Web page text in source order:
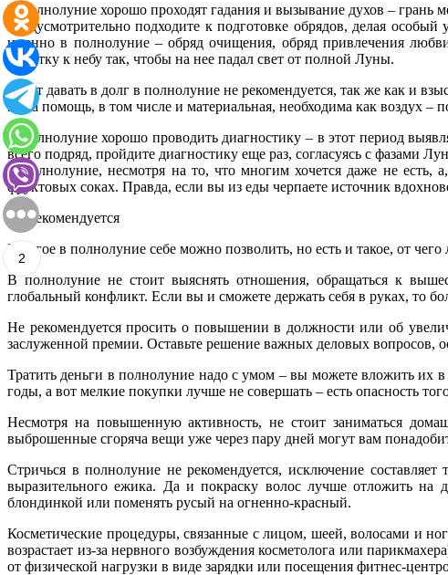
В полнолуние хорошо проходят гадания и вызывание духов –
предусмотрительно подходите к подготовке обрядов, делая
именно в полнолуние – обряд очищения, обряд привлечения
монетку к небу так, чтобы на нее падал свет от полной Луны.
А вот давать в долг в полнолуние не рекомендуется, так же как и
ваша помощь, в том числе и материальная, необходима как воздух –
В полнолуние хорошо проводить диагностику – в этот период
всего подряд, пройдите диагностику еще раз, согласуясь с фазами
В полнолуние, несмотря на то, что многим хочется даже не есть,
фруктовых соках. Правда, если вы из еды черпаете источник
Не рекомендуется
Многое в полнолуние себе можно позволить, но есть и такое, от чего
В полнолуние не стоит выяснять отношения, обращаться к
глобальный конфликт. Если вы и сможете держать себя в руках, то
Не рекомендуется просить о повышении в должности или об
заслуженной премии. Оставьте решение важных деловых вопросов,
Тратить деньги в полнолуние надо с умом – вы можете вложить их
годы, а вот мелкие покупки лучше не совершать – есть опасность
Несмотря на повышенную активность, не стоит заниматься
выброшенные сгоряча вещи уже через пару дней могут вам
Стричься в полнолуние не рекомендуется, исключение
выразительного ежика. Да и покраску волос лучше отложить на
блондинкой или поменять русый на огненно-красный.
Косметические процедуры, связанные с лицом, шеей, волосами и
возрастает из-за нервного возбуждения косметолога или
от физической нагрузки в виде зарядки или посещения фитнес-
2